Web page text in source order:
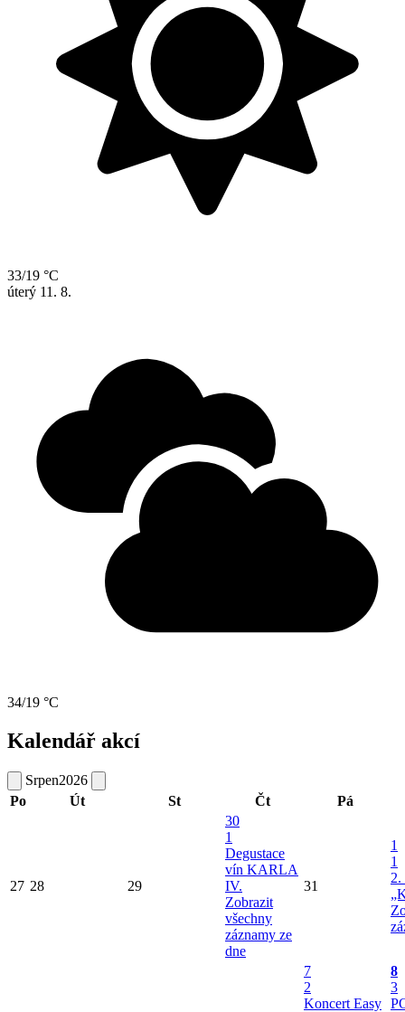
33/19 °C
úterý 11. 8.
34/19 °C
Kalendář akcí
Srpen2026
Po
Út St Čt Pá
27 28 29
30
1
Degustace
vín KARLA
IV.
Zobrazit
všechny
záznamy ze
dne
31
1
1
2.
7
2
Koncert Easy
8
3